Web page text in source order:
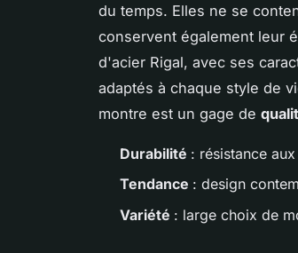
du temps. Elles ne se
conservent également leur
d'acier Rigal, avec ses
adaptés à chaque style de
montre est un gage de
Durabilité : résistance
Tendance : design
Variété : large choix de